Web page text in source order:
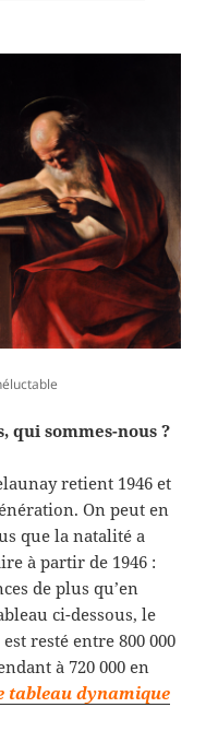
qui sommes-nous ?
retient 1946 et
On peut en
que la natalité a
à partir de 1946 :
de plus qu’en
ci-dessous, le
resté entre 800 000
à 720 000 en
tableau dynamique